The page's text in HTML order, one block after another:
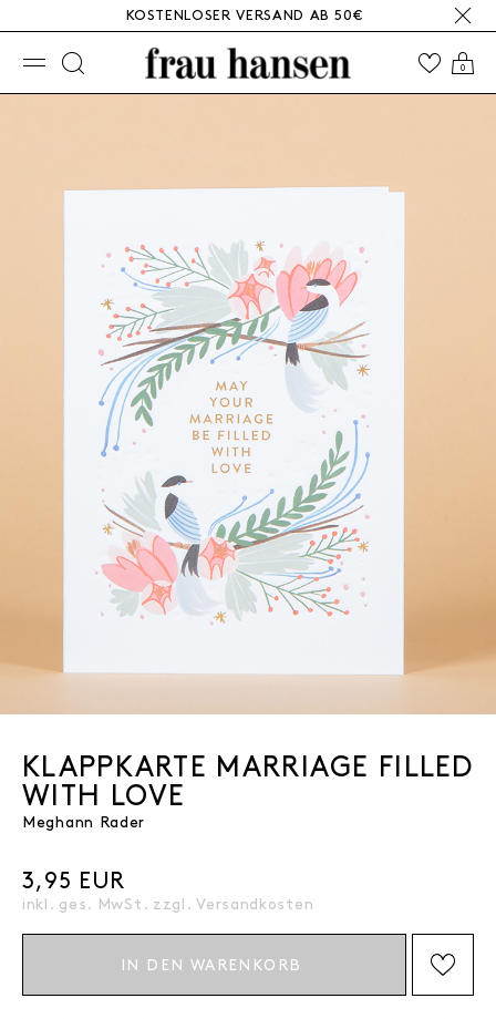
KOSTENLOSER VERSAND AB 50€
0
☰
KLAPPKARTE MARRIAGE FILLED
WITH LOVE
Meghann Rader
3,95 EUR
inkl. ges. MwSt. zzgl.Versandkosten
IN DEN WARENKORB